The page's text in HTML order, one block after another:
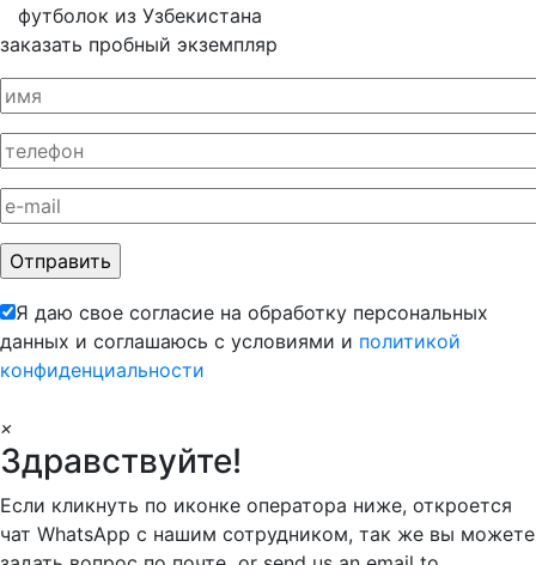
футболок из Узбекистана
заказать пробный экземпляр
Я даю свое согласие на обработку персональных
данных и соглашаюсь с условиями и политикой
конфиденциальности
×
Здравствуйте!
Если кликнуть по иконке оператора ниже, откроется
чат WhatsApp с нашим сотрудником, так же вы можете